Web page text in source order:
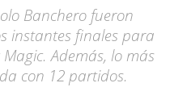
Banchero fueron
instantes finales para
Además, lo más
con 12 partidos.